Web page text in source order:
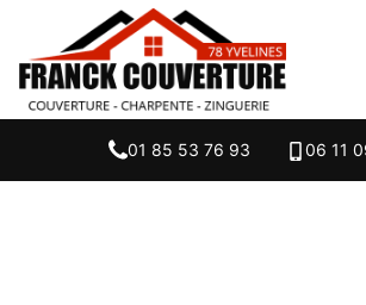
01 85 53 76 93 06 11